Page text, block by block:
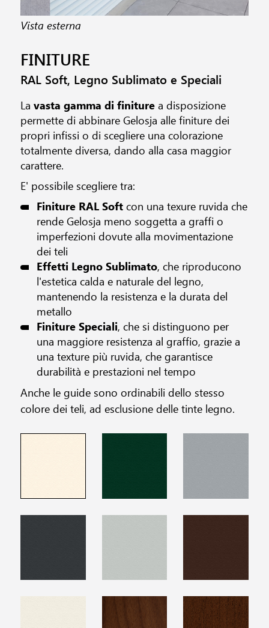
Vista esterna
FINITURE
RAL Soft, Legno Sublimato e Speciali
La vasta gamma di finiturea disposizione
permette di abbinare Gelosja alle finiture dei
propri infissi o di scegliere una colorazione
totalmente diversa, dando alla casa maggior
carattere.
E' possibile scegliere tra:
Finiture RAL Softcon una texure ruvida che
rende Gelosja meno soggetta a graffi o
imperfezioni dovute alla movimentazione
dei teli
Effetti Legno Sublimato, che riproducono
l'estetica calda e naturale del legno,
mantenendo la resistenza e la durata del
metallo
Finiture Speciali, che si distinguono per
una maggiore resistenza al graffio, grazie a
una texture più ruvida, che garantisce
durabilità e prestazioni nel tempo
Anche le guide sono ordinabili dello stesso
colore dei teli, ad esclusione delle tinte legno.